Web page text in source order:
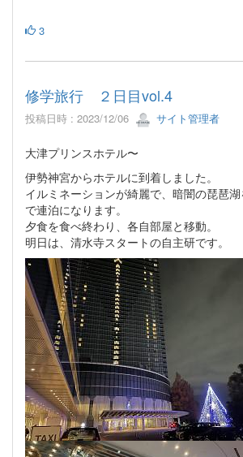
3
修学旅行 ２日目vol.4
投稿日時 : 2023/12/06 サイト管理者
大津プリンスホテル〜
伊勢神宮からホテルに到着しました。
イルミネーションが綺麗で、暗闇の琵琶
で連泊になります。
夕食を食べ終わり、各自部屋と移動。
明日は、清水寺スタートの自主研です。